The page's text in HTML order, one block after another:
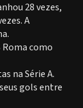
28 vezes,
A
como
na Série A.
gols entre